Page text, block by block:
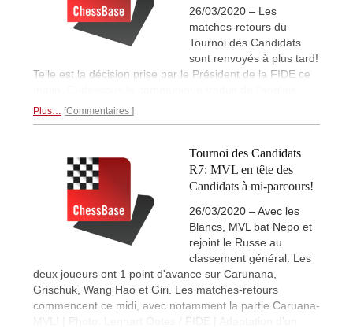
26/03/2020 – Les
matches-retours du
Tournoi des Candidats
sont renvoyés à plus tard!
Telle est la décision prise par le Président de la FIDE ce
Plus… Commentaires
Tournoi des Candidats
R7: MVL en tête des
Candidats à mi-parcours!
26/03/2020 – Avec les
Blancs, MVL bat Nepo et
rejoint le Russe au
classement général. Les
deux joueurs ont 1 point d'avance sur Carunana,
Grischuk, Wang Hao et Giri. Les matches-retours
commencent ce midi, avec notamment la partie Caruana-
MVL! | Photo: Lennart Ootes / FIDE | Adaptation d'un